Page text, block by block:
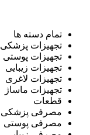
تمام دسته ها
تجهیزات پزشکی
تجهیزات پوستی
تجهیزات زیبایی
تجهیزات لاغری
تجهیزات ماساژ
قطعات
مصرفی پزشکی
مصرفی پوستی